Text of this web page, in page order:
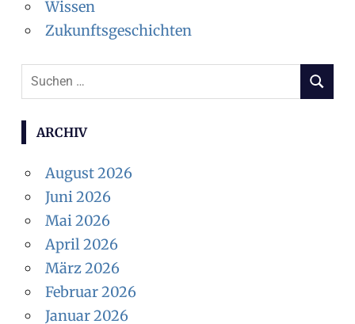
Wissen
Zukunftsgeschichten
u
c
h
e
n
n
a
c
h
:
S
ARCHIV
August 2026
Juni 2026
Mai 2026
April 2026
März 2026
Februar 2026
Januar 2026